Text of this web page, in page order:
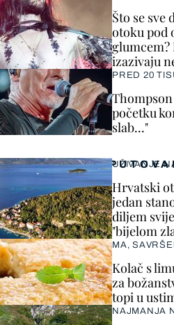
Što se sve
otoku pod
izazivaju
PRED 20
početku
slab..."
UŽIVANJE
Hrvatski
jedan
diljem
"bijelom
MA,
Kolač s
za
topi u
NAJMANJA